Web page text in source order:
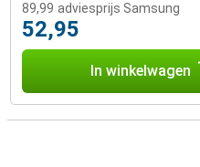
89,99 adviesprijs Samsung
52,95
In winkelwagen